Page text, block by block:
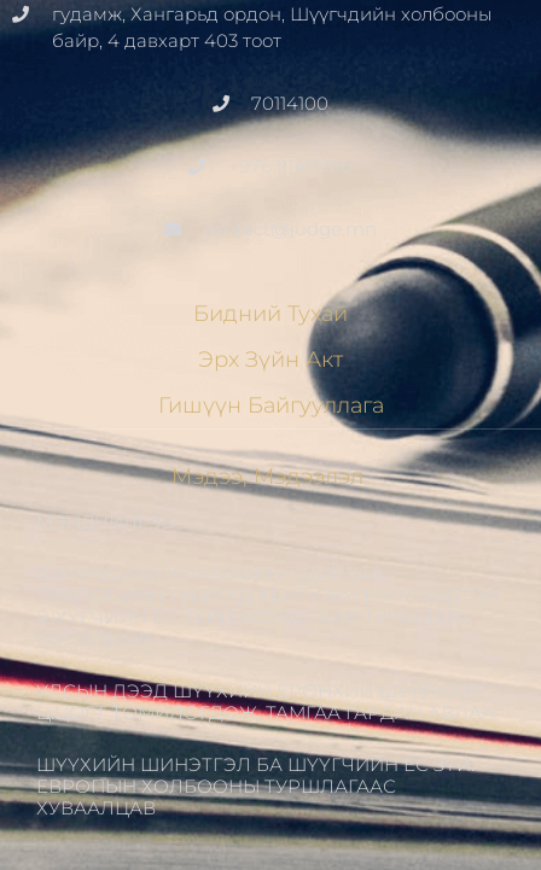
гудамж, Хангарьд ордон, Шүүгчдийн холбооны
байр, 4 давхарт 403 тоот
70114100
contact@judge.mn
Бидний Тухай
Эрх Зүйн Акт
Гишүүн Байгууллага
Мэдээ, Мэдээлэл
МЭНДЧИЛГЭЭ
ШҮҮГЧДИЙН ХОЛБООНЫ УДИРДАХ
СОЛИЛЦОВ
УЛСЫН ДЭЭД ШҮҮХИЙН ЕРӨНХИЙ ШҮҮГЧЭЭР
Ц.ЦОГТ ТОМИЛОГДОЖ, ТАМГАА ГАРДАН АВЛАА
ШҮҮХИЙН ШИНЭТГЭЛ БА ШҮҮГЧИЙН ЁС ЗҮЙ:
ЕВРОПЫН ХОЛБООНЫ ТУРШЛАГААС
ХУВААЛЦАВ